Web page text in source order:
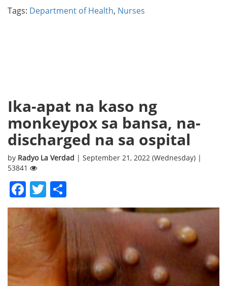
Tags: Department of Health, Nurses
Ika-apat na kaso ng
monkeypox sa bansa, na-
discharged na sa ospital
by Radyo La Verdad | September 21, 2022 (Wednesday) |
53841
Facebook
Twitter